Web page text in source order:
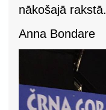
nākošajā rakstā.
Anna Bondare